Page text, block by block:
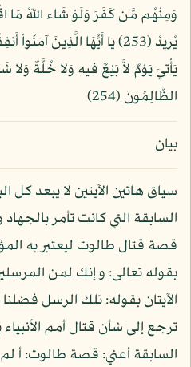
وَمِنْهُم مَّن كَفَرَ وَلَوْ شَاء اللّهُ مَا
يُرِيدُ (253) يَا أَيُّهَا الَّذِينَ
يَأْتِيَ يَوْمٌ لاَّ بَيْعٌ فِيهِ وَلاَ خُلَّةٌ
الظَّالِمُونَ (254)
بيان
سياق هاتين الآيتين لا يبعد كل
السابقة التي كانت تأمر
قصة قتال طالوت ليعتبر به
بقوله تعالى: و إنك لمن
الآيتان بقوله: تلك الرسل
ترجع إلى شأن قتال أمم
السابقة أعني: قصة طالوت: أ لم